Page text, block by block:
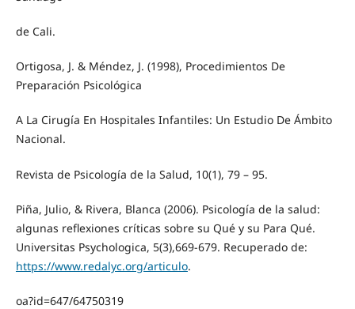
de Cali.
Ortigosa, J. & Méndez, J. (1998), Procedimientos De
Preparación Psicológica
A La Cirugía En Hospitales Infantiles: Un Estudio De Ámbito
Nacional.
Revista de Psicología de la Salud, 10(1), 79 – 95.
Piña, Julio, & Rivera, Blanca (2006). Psicología de la salud:
algunas reflexiones críticas sobre su Qué y su Para Qué.
Universitas Psychologica, 5(3),669-679. Recuperado de:
https://www.redalyc.org/articulo.
oa?id=647/64750319